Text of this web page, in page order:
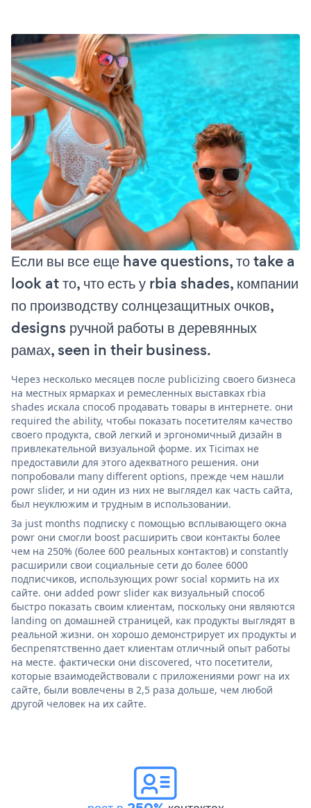
Если вы все еще have questions, то take a
look at то, что есть у rbia shades, компании
по производству солнцезащитных очков,
designs ручной работы в деревянных
рамах, seen in their business.
Через несколько месяцев после publicizing своего бизнеса
на местных ярмарках и ремесленных выставках rbia
shades искала способ продавать товары в интернете. они
required the ability, чтобы показать посетителям качество
своего продукта, свой легкий и эргономичный дизайн в
привлекательной визуальной форме. их Ticimax не
предоставили для этого адекватного решения. они
попробовали many different options, прежде чем нашли
powr slider, и ни один из них не выглядел как часть сайта,
был неуклюжим и трудным в использовании.
За just months подписку с помощью всплывающего окна
powr они смогли boost расширить свои контакты более
чем на 250% (более 600 реальных контактов) и constantly
расширили свои социальные сети до более 6000
подписчиков, использующих powr social кормить на их
сайте. они added powr slider как визуальный способ
быстро показать своим клиентам, поскольку они являются
landing on домашней страницей, как продукты выглядят в
реальной жизни. он хорошо демонстрирует их продукты и
беспрепятственно дает клиентам отличный опыт работы
на месте. фактически они discovered, что посетители,
которые взаимодействовали с приложениями powr на их
сайте, были вовлечены в 2,5 раза дольше, чем любой
другой человек на их сайте.